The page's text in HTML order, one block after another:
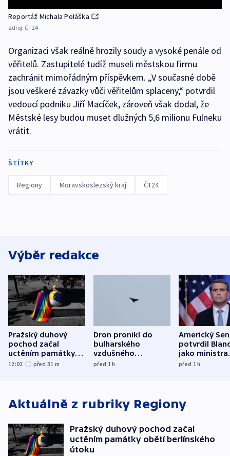
Reportáž Michala Poláška
Zdroj: ČT24
Organizaci však reálně hrozily soudy a vysoké penále od
věřitelů. Zastupitelé tudíž museli městskou firmu
zachránit mimořádným příspěvkem. „V současné době
jsou veškeré závazky vůči věřitelům splaceny,“ potvrdil
vedoucí podniku Jiří Macíček, zároveň však dodal, že
Městské lesy budou muset dlužných 5,6 milionu Fulneku
vrátit.
ŠTÍTKY
Regiony Moravskoslezský kraj ČT24
Výběr redakce
Pražský duhový
pochod začal
uctěním památky
obětí berlínského
12:02 před 31 m
Dron pronikl do
bulharského
vzdušného
prostoru,
před 1h
Americký
potvrdil
jako ministra
před 1h
Aktuálně z rubriky Regiony
Pražský duhový pochod začal
uctěním památky obětí berlínského
útoku